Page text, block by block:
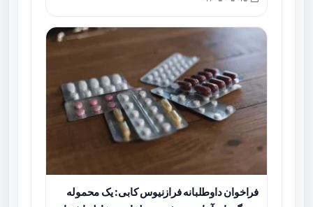
فراخوان داوطلبانه فرازنیوس کابی: یک محموله